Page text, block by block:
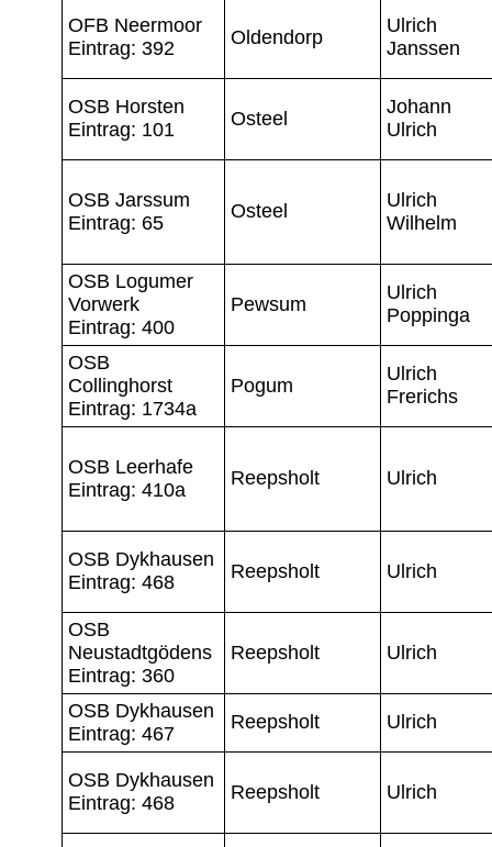
OFB Neermoor
Eintrag: 392
Oldendorp
Ulrich
Janssen
OSB Horsten
Eintrag: 101
Osteel
Johann
Ulrich
OSB Jarssum
Eintrag: 65
Osteel
Ulrich
Wilhelm
OSB Logumer
Vorwerk
Eintrag: 400
Pewsum
Ulrich
Poppinga
OSB
Collinghorst
Eintrag: 1734a
Pogum
Ulrich
Frerichs
OSB Leerhafe
Eintrag: 410a
Reepsholt Ulrich
OSB Dykhausen
Eintrag: 468
Reepsholt Ulrich
OSB
Neustadtgödens
Eintrag: 360
Reepsholt Ulrich
OSB Dykhausen
Eintrag: 467
Reepsholt Ulrich
OSB Dykhausen
Eintrag: 468
Reepsholt Ulrich